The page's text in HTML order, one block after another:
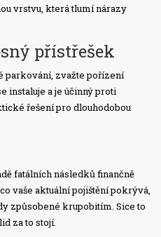
vrstvu, která tlumí nárazy
přístřešek
parkování, zvažte pořízení
instaluje a je účinný proti
řešení pro dlouhodobou
fatálních následků finančně
vaše aktuální pojištění pokrývá,
způsobené krupobitím. Sice to
za to stojí.